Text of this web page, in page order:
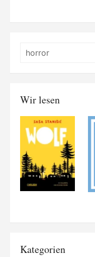
Wir lesen
Kategorien